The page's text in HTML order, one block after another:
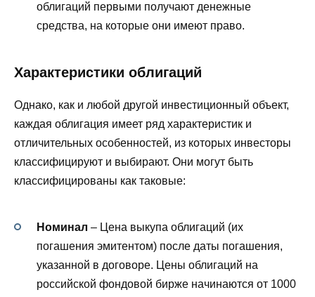
облигаций первыми получают денежные
средства, на которые они имеют право.
Характеристики облигаций
Однако, как и любой другой инвестиционный объект,
каждая облигация имеет ряд характеристик и
отличительных особенностей, из которых инвесторы
классифицируют и выбирают. Они могут быть
классифицированы как таковые:
Номинал – Цена выкупа облигаций (их
погашения эмитентом) после даты погашения,
указанной в договоре. Цены облигаций на
российской фондовой бирже начинаются от 1000